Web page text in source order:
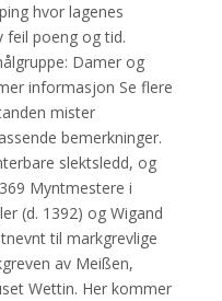
hvor lagenes
feil poeng og tid.
Damer og
informasjon Se flere
mister
bemerkninger.
slektsledd, og
Myntmestere i
(d. 1392) og Wigand
til markgrevlige
av Meißen,
Wettin. Her kommer